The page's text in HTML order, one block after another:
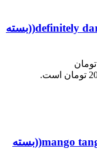
ساشه سولار امرالد بی مدل definitely dark((بسته
قیمت اصلی 250,000 تومان
ساشه سولار امرالد بی مدل mango tango((بسته